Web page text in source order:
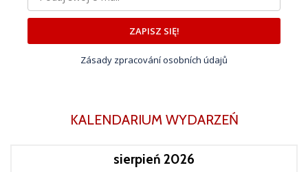
ZAPISZ SIĘ!
Zásady zpracování osobních údajů
KALENDARIUM WYDARZEŃ
sierpień 2026